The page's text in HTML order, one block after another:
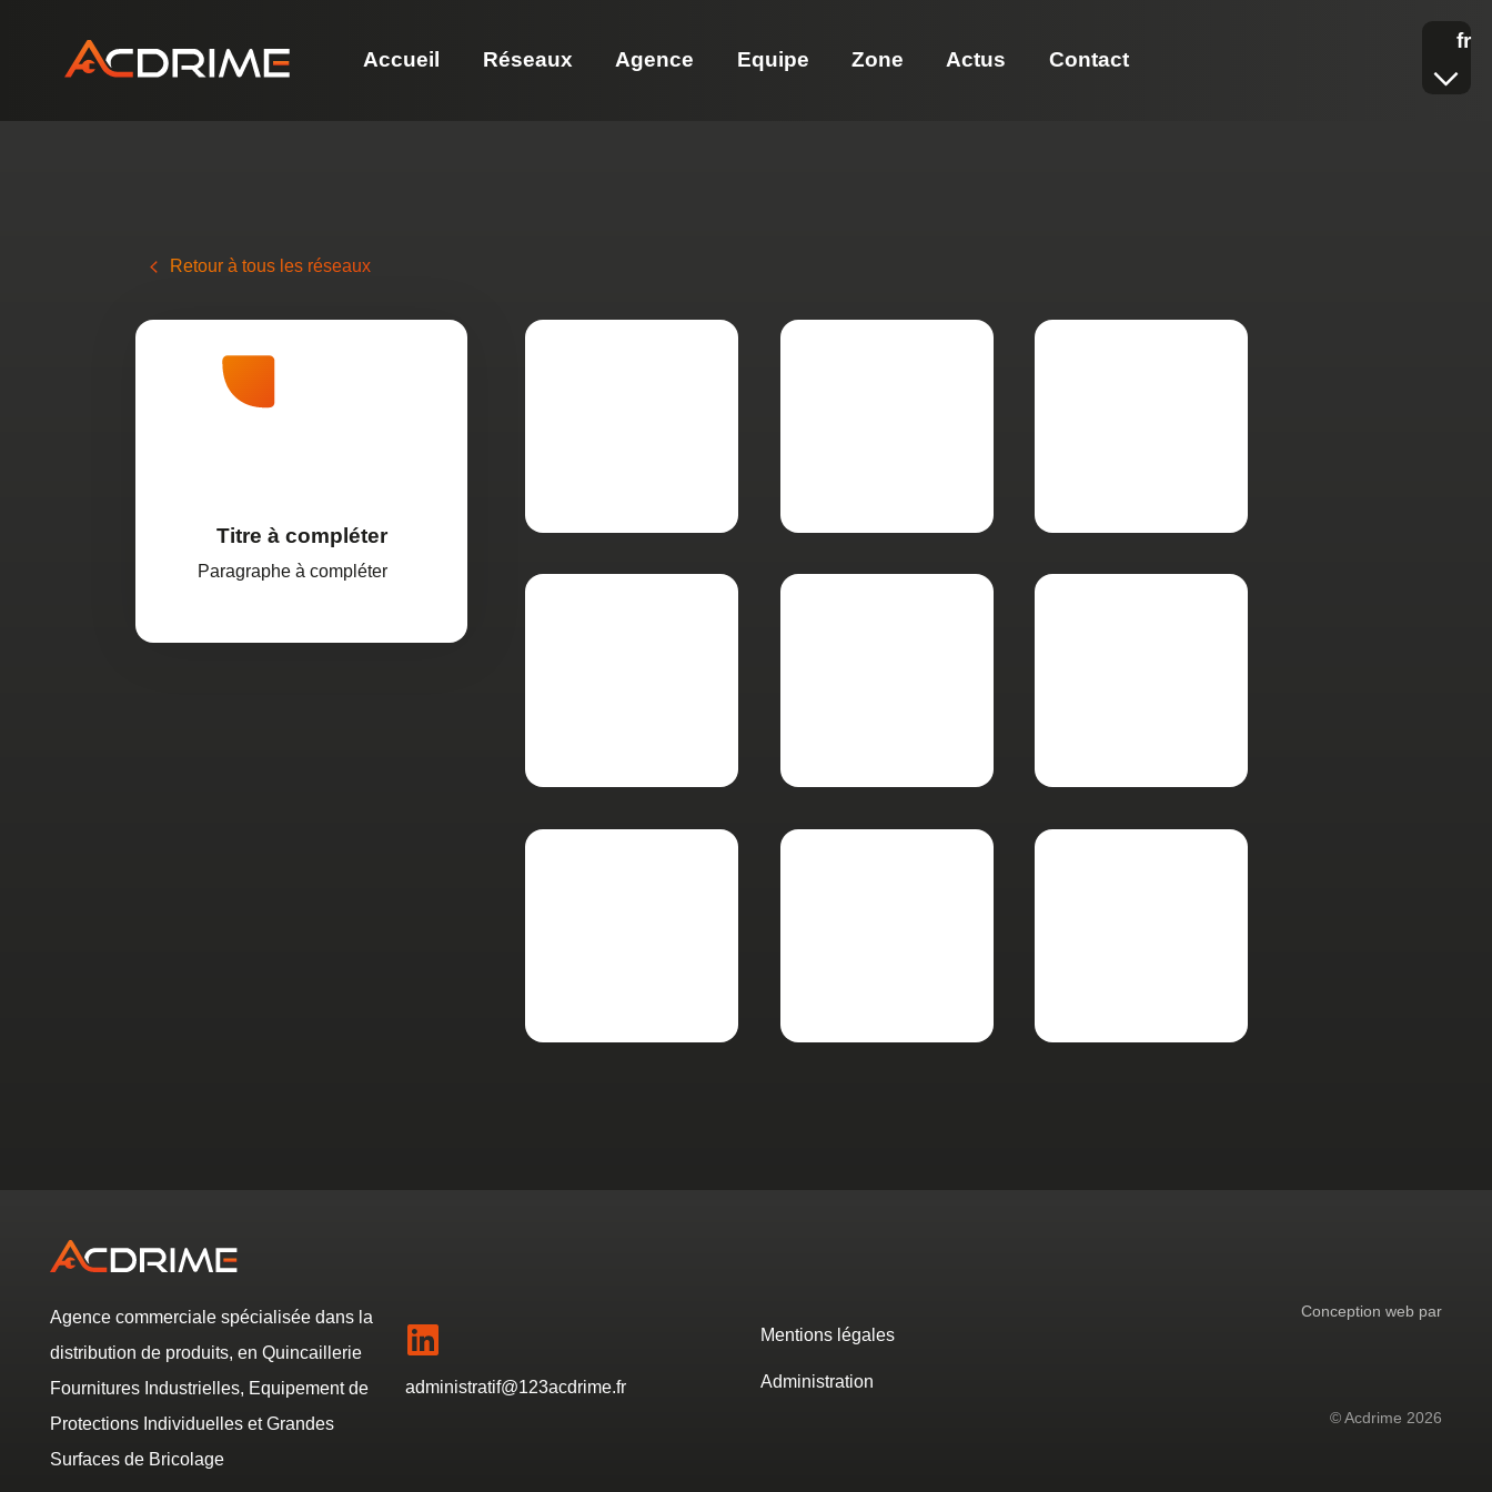
Accueil Réseaux Agence Equipe Zone Actus Contact
fr
Retour à tous les réseaux
Titre à compléter
Paragraphe à compléter
Agence commerciale spécialisée dans la
distribution de produits, en Quincaillerie
Fournitures Industrielles, Equipement de
Protections Individuelles et Grandes
Surfaces de Bricolage
administratif@123acdrime.fr
Mentions légales
Administration
Conception web par
© Acdrime 2026